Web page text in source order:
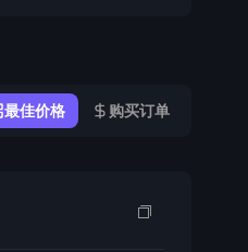
最佳价格 购买订单